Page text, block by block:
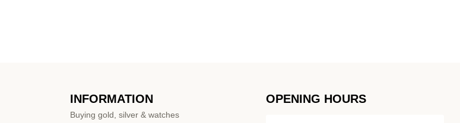
INFORMATION
Buying gold, silver & watches
OPENING HOURS